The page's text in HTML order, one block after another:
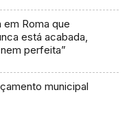
Roma que
está acabada,
perfeita”
municipal